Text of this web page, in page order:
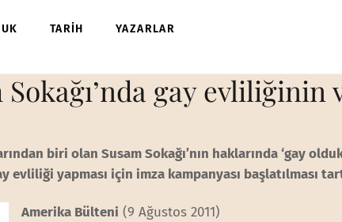
TARİH YAZARLAR
Sokağı’nda gay
biri olan Susam Sokağı’nın haklarında ‘gay
evliliği yapması için imza kampanyası başlatılması
Amerika Bülteni (9 Ağustos 2011)